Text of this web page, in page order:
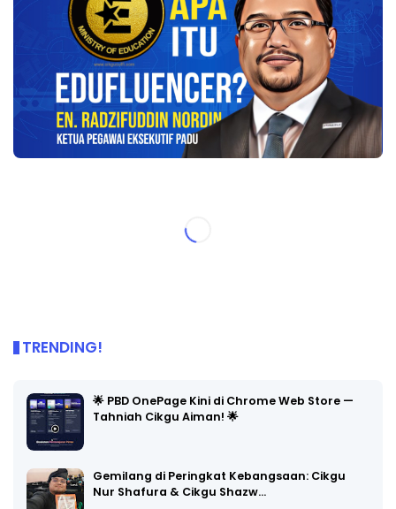
TRENDING!
🌟 PBD OnePage Kini di Chrome Web Store —
Tahniah Cikgu Aiman! 🌟
Gemilang di Peringkat Kebangsaan: Cikgu
Nur Shafura & Cikgu Shazw…